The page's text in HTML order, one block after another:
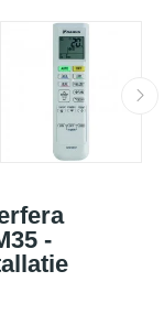
-